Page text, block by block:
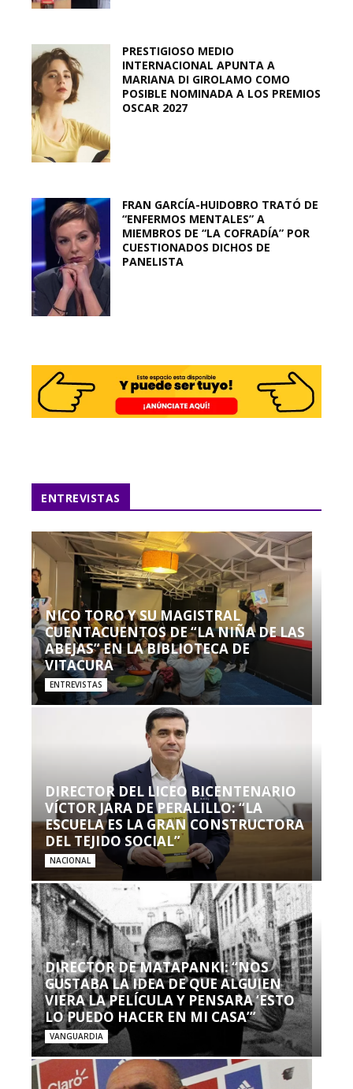
PRESTIGIOSO MEDIO
INTERNACIONAL APUNTA A
MARIANA DI GIROLAMO COMO
POSIBLE NOMINADA A LOS PREMIOS
OSCAR 2027
FRAN GARCÍA-HUIDOBRO TRATÓ DE
“ENFERMOS MENTALES” A
MIEMBROS DE “LA COFRADÍA” POR
CUESTIONADOS DICHOS DE
PANELISTA
ENTREVISTAS
NICO TORO Y SU MAGISTRAL
CUENTACUENTOS DE “LA NIÑA DE LAS
ABEJAS” EN LA BIBLIOTECA DE
VITACURA
ENTREVISTAS
DIRECTOR DEL LICEO BICENTENARIO
VÍCTOR JARA DE PERALILLO: “LA
ESCUELA ES LA GRAN CONSTRUCTORA
DEL TEJIDO SOCIAL”
NACIONAL
DIRECTOR DE MATAPANKI: “NOS
GUSTABA LA IDEA DE QUE ALGUIEN
VIERA LA PELÍCULA Y PENSARA ‘ESTO
LO PUEDO HACER EN MI CASA’”
VANGUARDIA